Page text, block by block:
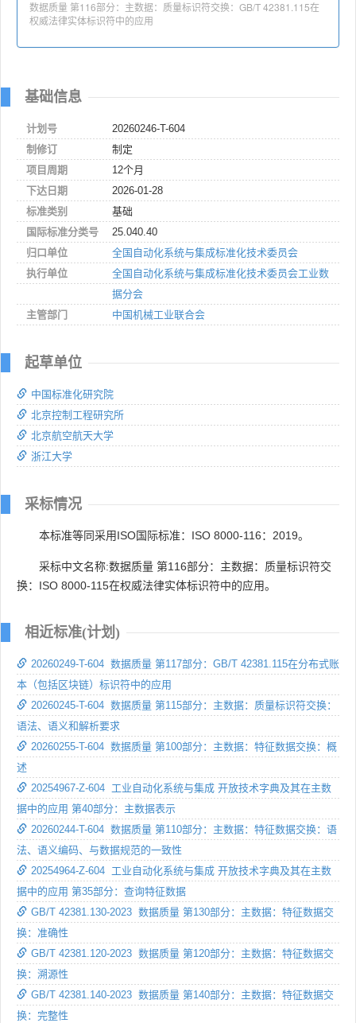
数据质量 第116部分：主数据：质量标识符交换：GB/T 42381.115在
权威法律实体标识符中的应用
基础信息
计划号
20260246-T-604
制修订
制定
项目周期
12个月
下达日期
2026-01-28
标准类别
基础
国际标准分类号
25.040.40
归口单位
全国自动化系统与集成标准化技术委员会
执行单位
全国自动化系统与集成标准化技术委员会工业数
据分会
主管部门
中国机械工业联合会
起草单位
中国标准化研究院
北京控制工程研究所
北京航空航天大学
浙江大学
采标情况
本标准等同采用ISO国际标准：ISO 8000-116：2019。
采标中文名称:数据质量 第116部分：主数据：质量标识符交
换：ISO 8000-115在权威法律实体标识符中的应用。
相近标准(计划)
20260249-T-604 数据质量 第117部分：GB/T 42381.115在分布式账
本（包括区块链）标识符中的应用
20260245-T-604 数据质量 第115部分：主数据：质量标识符交换：
语法、语义和解析要求
20260255-T-604 数据质量 第100部分：主数据：特征数据交换：概
述
20254967-Z-604 工业自动化系统与集成 开放技术字典及其在主数
据中的应用 第40部分：主数据表示
20260244-T-604 数据质量 第110部分：主数据：特征数据交换：语
法、语义编码、与数据规范的一致性
20254964-Z-604 工业自动化系统与集成 开放技术字典及其在主数
据中的应用 第35部分：查询特征数据
GB/T 42381.130-2023 数据质量 第130部分：主数据：特征数据交
换：准确性
GB/T 42381.120-2023 数据质量 第120部分：主数据：特征数据交
换：溯源性
GB/T 42381.140-2023 数据质量 第140部分：主数据：特征数据交
换：完整性